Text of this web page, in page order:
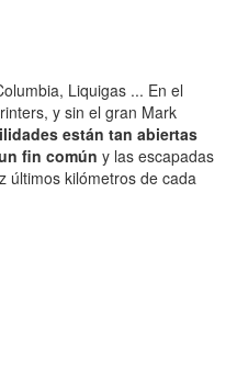
Liquigas ... En el
y sin el gran Mark
están tan abiertas
fin común y las escapadas
últimos kilómetros de cada